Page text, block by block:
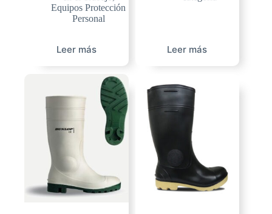
Equipos Protección
Personal
Leer más Leer más